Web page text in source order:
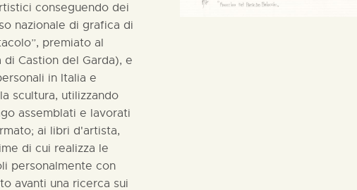
conseguendo dei
nazionale di grafica di
premiato al
Castion del Garda), e
in Italia e
scultura, utilizzando
assemblati e lavorati
ai libri d'artista,
di cui realizza le
personalmente con
avanti una ricerca sui